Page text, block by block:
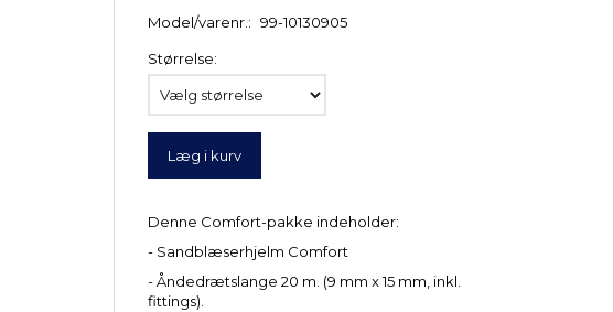
Model/varenr.: 99-10130905
Størrelse:
Læg i kurv
Denne Comfort-pakke indeholder:
- Sandblæserhjelm Comfort
- Åndedrætslange 20 m. (9 mm x 15 mm, inkl.
fittings).